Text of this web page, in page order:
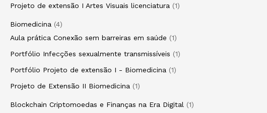
Projeto de extensão I Artes Visuais licenciatura
1
Biomedicina
4
Aula prática Conexão sem barreiras em saúde
1
Portfólio Infecções sexualmente transmissíveis
1
Portfólio Projeto de extensão I - Biomedicina
1
Projeto de Extensão II Biomedicina
1
Blockchain Criptomoedas e Finanças na Era Digital
1